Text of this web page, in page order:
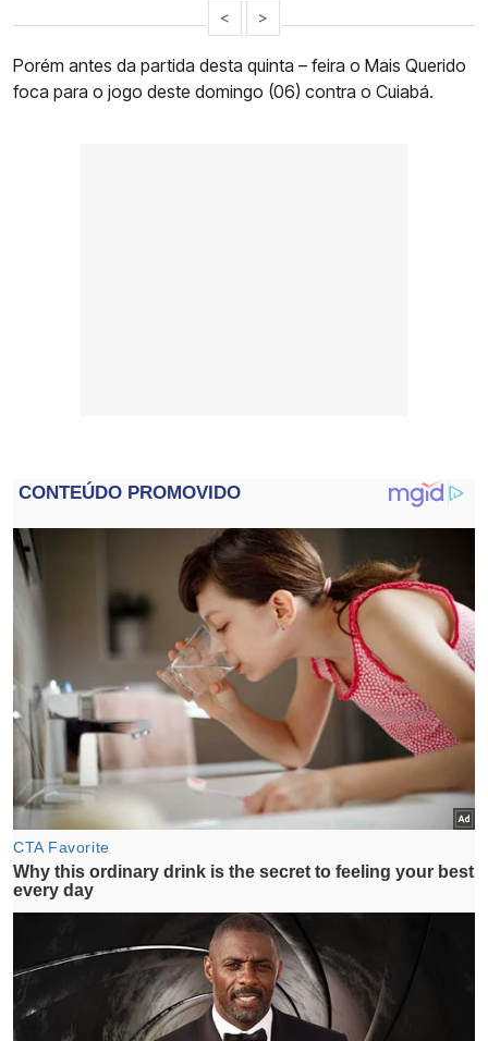
< >
Porém antes da partida desta quinta – feira o Mais Querido
foca para o jogo deste domingo (06) contra o Cuiabá.